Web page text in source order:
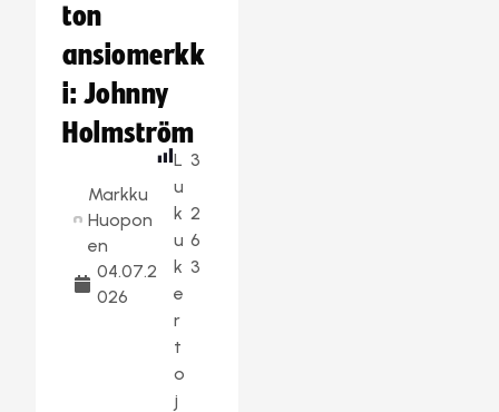
ton
ansiomerkk
i: Johnny
Holmström
Markku
Huopon
en
04.07.2
026
L
u
k
u
k
e
r
t
o
j
3
2
6
3